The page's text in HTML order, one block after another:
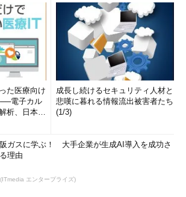
た医療向け
電子カル
析、日本語
成長し続けるセキュリティ人材と
悲嘆に暮れる情報流出被害者たち
(1/3)
ガスに学ぶ！ 大手企業が生成AI導入を成功さ
理由
エンタープライズ)